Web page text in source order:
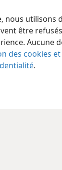
utilisons
être
Aucune
des cookies
.